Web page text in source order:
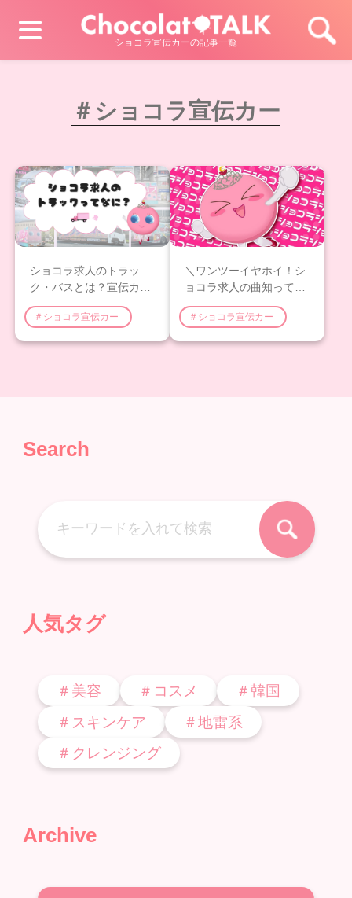
ショコラ宣伝カーの記事一覧
＃ショコラ宣伝カー
ショコラ求人のトラッ
ク・バスとは？宣伝カー
（アドトラック）につい
てご紹介
＃ショコラ宣伝カー
＼ワンツーイヤホイ！シ
ョコラ求人の曲知って
る？／
＃ショコラ宣伝カー
Search
人気タグ
＃美容 ＃コスメ
＃韓国
＃スキンケア
＃地雷系
＃クレンジング
Archive